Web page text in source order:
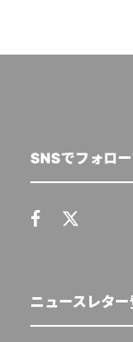
SNSでフォロ
ニュースレタ